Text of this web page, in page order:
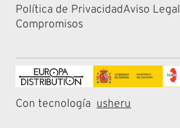
Política de PrivacidadAviso Legal
Compromisos
Con tecnología usheru